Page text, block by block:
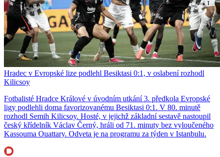
Hradec v Evropské lize podlehl Besiktasi 0:1, v oslabení rozhodl
Kilicsoy
Fotbalisté Hradce Králové v úvodním utkání 3. předkola Evropské
ligy podlehli doma favorizovanému Besiktasi 0:1. V 80. minutě
rozhodl Semih Kilicsoy. Hosté, v jejichž základní sestavě nastoupil
český křídelník Václav Černý, hráli od 71. minuty bez vyloučeného
Kassouma Ouattary. Odveta je na programu za týden v Istanbulu.